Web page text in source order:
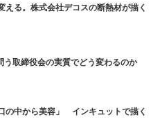
える。株式会社デコスの断熱材が描く
取締役会の実質でどう変わるのか
の中から美容」 インキュットで描く